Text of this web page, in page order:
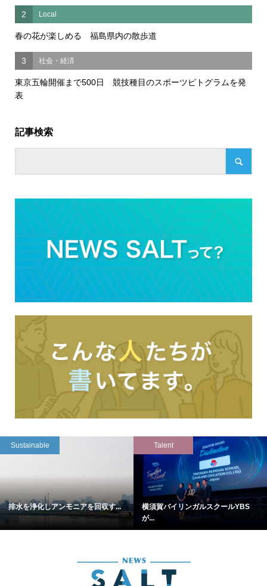
2 Local
春の花が楽しめる 福島県内の散歩道
3 社会・経済
東京五輪開催まで500日 競技種目のスポーツピトグラムを発
表
記事検索
Sustainable
排水を浄化しアンモニアを回収す...
Talent
横須賀バイリンガルスクールYBS
が...